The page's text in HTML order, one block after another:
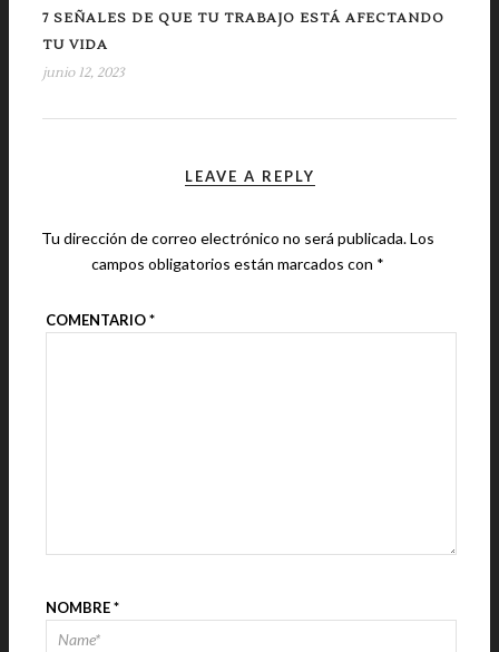
7 SEÑALES DE QUE TU TRABAJO ESTÁ AFECTANDO
TU VIDA
junio 12, 2023
LEAVE A REPLY
Tu dirección de correo electrónico no será publicada.Los
campos obligatorios están marcados con *
COMENTARIO*
NOMBRE*